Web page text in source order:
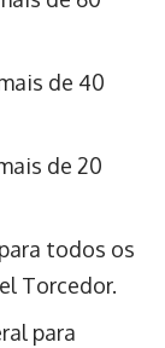
de 40
de 20
todos os
Torcedor.
para